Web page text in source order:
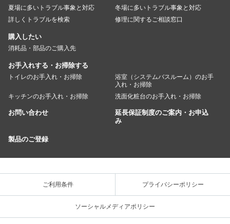
夏場に多いトラブル事象と対応
冬場に多いトラブル事象と対応
詳しくトラブルを検索
修理に関するご相談窓口
購入したい
消耗品・部品のご購入先
お手入れする・お掃除する
トイレのお手入れ・お掃除
浴室（システムバスルーム）のお手
入れ・お掃除
キッチンのお手入れ・お掃除
洗面化粧台のお手入れ・お掃除
お問い合わせ
延長保証制度のご案内・お申込
み
製品のご登録
ご利用条件 プライバシーポリシー
ソーシャルメディアポリシー